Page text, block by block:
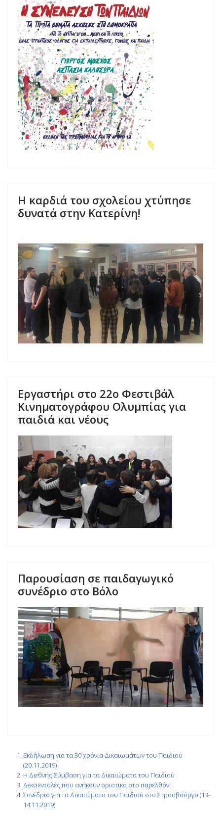
Η καρδιά του σχολείου χτύπησε
δυνατά στην Κατερίνη!
Εργαστήρι στο 22ο Φεστιβάλ
Κινηματογράφου Ολυμπίας για
παιδιά και νέους
Παρουσίαση σε παιδαγωγικό
συνέδριο στο Βόλο
Εκδήλωση για τα 30 χρόνια Δικαιωμάτων του Παιδιού
(20.11.2019)
Η Διεθνής Σύμβαση για τα Δικαιώματα του Παιδιού
Δέκα εντολές που ανήκουν οριστικά στο παρελθόν!
Συνέδριο για τα Δικαιώματα του Παιδιού στο Στρασβούργο (13-
14.11.2019)